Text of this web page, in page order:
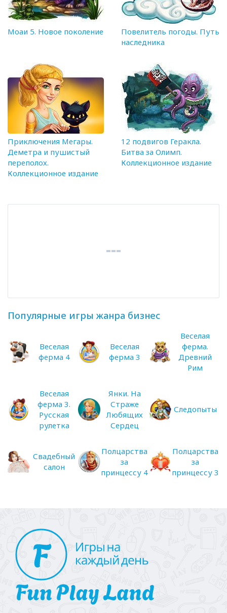
Моаи 5. Новое поколение
Повелитель погоды. Путь
наследника
Приключения Мегары.
Деметра и пушистый
переполох.
Коллекционное издание
12 подвигов Геракла.
Битва за Олимп.
Коллекционное издание
Популярные игры жанра бизнес
Веселая
ферма 4
Веселая
ферма 3
Веселая
ферма.
Древний
Рим
Веселая
ферма 3.
Русская
рулетка
Янки. На
Страже
Любящих
Сердец
Следопыты
Свадебный
салон
Полцарства
за
принцессу 4
Полцарства
за
принцессу 3